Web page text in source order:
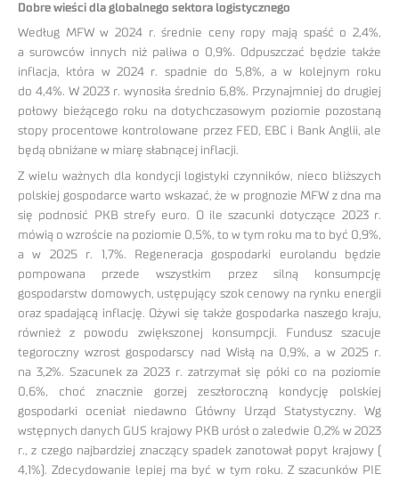
Dobre wieści dla globalnego sektora logistycznego
Według MFW w 2024 r. średnie ceny ropy mają spaść o 2,4%,
a surowców innych niż paliwa o 0,9%. Odpuszczać będzie także
inflacja, która w 2024 r. spadnie do 5,8%, a w kolejnym roku
do 4,4%. W 2023 r. wynosiła średnio 6,8%. Przynajmniej do drugiej
połowy bieżącego roku na dotychczasowym poziomie pozostaną
stopy procentowe kontrolowane przez FED, EBC i Bank Anglii, ale
będą obniżane w miarę słabnącej inflacji.
Z wielu ważnych dla kondycji logistyki czynników, nieco bliższych
polskiej gospodarce warto wskazać, że w prognozie MFW z dna ma
się podnosić PKB strefy euro. O ile szacunki dotyczące 2023 r.
mówią o wzroście na poziomie 0,5%, to w tym roku ma to być 0,9%,
a w 2025 r. 1,7%. Regeneracja gospodarki eurolandu będzie
pompowana przede wszystkim przez silną konsumpcję
gospodarstw domowych, ustępujący szok cenowy na rynku energii
oraz spadającą inflację. Ożywi się także gospodarka naszego kraju,
również z powodu zwiększonej konsumpcji. Fundusz szacuje
tegoroczny wzrost gospodarscy nad Wisłą na 0,9%, a w 2025 r.
na 3,2%. Szacunek za 2023 r. zatrzymał się póki co na poziomie
0,6%, choć znacznie gorzej zeszłoroczną kondycję polskiej
gospodarki oceniał niedawno Główny Urząd Statystyczny. Wg
wstępnych danych GUS krajowy PKB urósł o zaledwie 0,2% w 2023
r., z czego najbardziej znaczący spadek zanotował popyt krajowy (
4,1%). Zdecydowanie lepiej ma być w tym roku. Z szacunków PIE